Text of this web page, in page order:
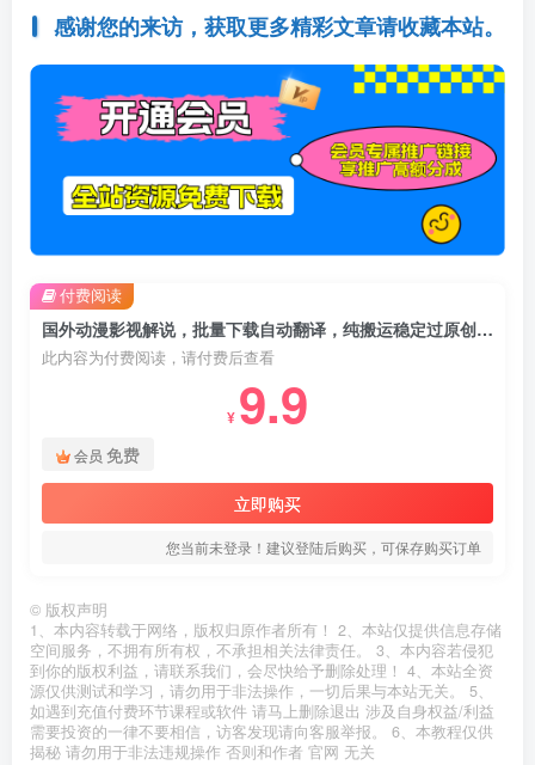
感谢您的来访，获取更多精彩文章请收藏本站。
国外动漫影视解说，批量下载自动翻译，纯搬运稳定过原创，小白也能轻松上手
此内容为付费阅读，请付费后查看
¥ 9.9
会员 免费
立即购买
您当前未登录！建议登陆后购买，可保存购买订单
付费阅读
© 版权声明
1、本内容转载于网络，版权归原作者所有！ 2、本站仅提供信息存储
空间服务，不拥有所有权，不承担相关法律责任。 3、本内容若侵犯
到你的版权利益，请联系我们，会尽快给予删除处理！ 4、本站全资
源仅供测试和学习，请勿用于非法操作，一切后果与本站无关。 5、
如遇到充值付费环节课程或软件 请马上删除退出 涉及自身权益/利益
需要投资的一律不要相信，访客发现请向客服举报。 6、本教程仅供
揭秘 请勿用于非法违规操作 否则和作者 官网 无关